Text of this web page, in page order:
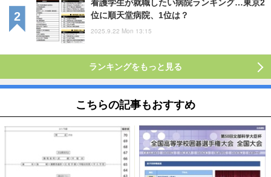
看護学生が就職したい病院ランキング…東京2
位に順天堂病院、1位は？
2025.9.22 Mon 13:15
ランキングをもっと見る
こちらの記事もおすすめ